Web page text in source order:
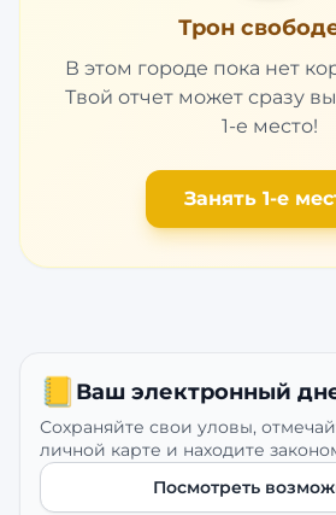
Трон
В этом городе пока нет
Твой отчет может сразу
1-е место!
Занять 1-е
📒 Ваш электронный
Сохраняйте свои уловы,
личной карте и находите
Посмотреть